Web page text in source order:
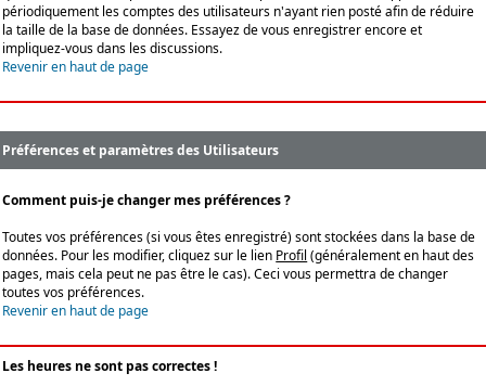
périodiquement les comptes des utilisateurs n'ayant rien posté afin de réduire
la taille de la base de données. Essayez de vous enregistrer encore et
impliquez-vous dans les discussions.
Revenir en haut de page
Préférences et paramètres des Utilisateurs
Comment puis-je changer mes préférences ?
Toutes vos préférences (si vous êtes enregistré) sont stockées dans la base de
données. Pour les modifier, cliquez sur le lien Profil (généralement en haut des
pages, mais cela peut ne pas être le cas). Ceci vous permettra de changer
toutes vos préférences.
Revenir en haut de page
Les heures ne sont pas correctes !